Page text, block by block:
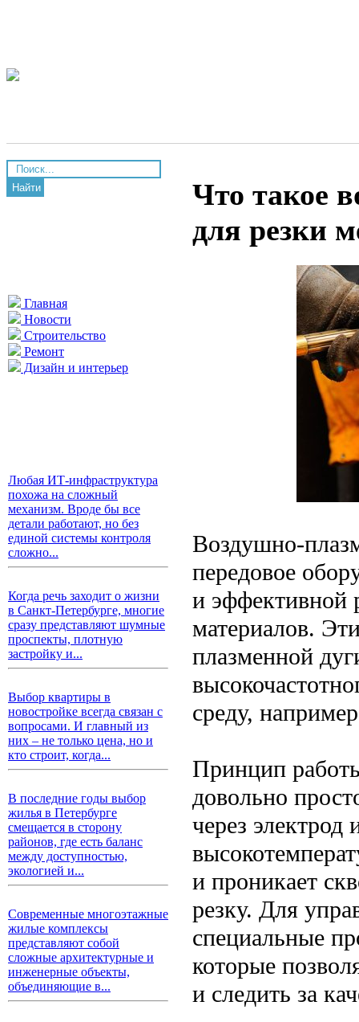
Найти
Главная
Новости
Строительство
Ремонт
Дизайн и интерьер
Любая ИТ-инфраструктура
похожа на сложный
механизм. Вроде бы все
детали работают, но без
единой системы контроля
сложно...
Когда речь заходит о жизни
в Санкт-Петербурге, многие
сразу представляют шумные
проспекты, плотную
застройку и...
Выбор квартиры в
новостройке всегда связан с
вопросами. И главный из
них – не только цена, но и
кто строит, когда...
В последние годы выбор
жилья в Петербурге
смещается в сторону
районов, где есть баланс
между доступностью,
экологией и...
Современные многоэтажные
жилые комплексы
представляют собой
сложные архитектурные и
инженерные объекты,
объединяющие в...
Что такое
для резки
Воздушно-
передовое
и эффективной
материалов.
плазменной
среду,
Принцип
довольно
через электрод
и проникает
резку. Для
специальные
которые
и следить за